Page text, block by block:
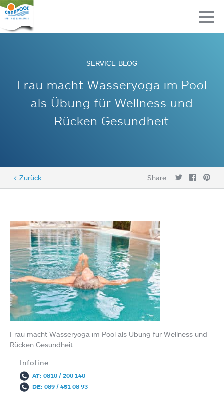
SERVICE-BLOG
Frau macht Wasseryoga im Pool
als Übung für Wellness und
Rücken Gesundheit
< Zurück Share:
Frau macht Wasseryoga im Pool als Übung für Wellness und
Rücken Gesundheit
Infoline:
AT: 0810 / 200 140
DE: 089 / 451 08 93